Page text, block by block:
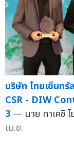
บริษัท ไทยเซ็นทรั
CSR - DIW
3 — นาย ทาเคชิ โ
เม.ย.